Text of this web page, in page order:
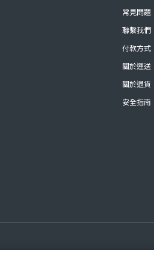
常見問題
聯繫我們
付款方式
關於運送
關於退貨
安全指南